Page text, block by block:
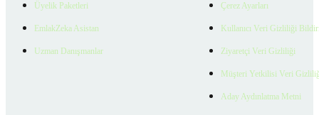
Üyelik Paketleri
EmlakZeka Asistan
Uzman Danışmanlar
Çerez Ayarları
Kullanıcı Veri Gizliliği
Ziyaretçi Veri Gizliliği
Müşteri Yetkilisi Veri
Aday Aydınlatma Metni